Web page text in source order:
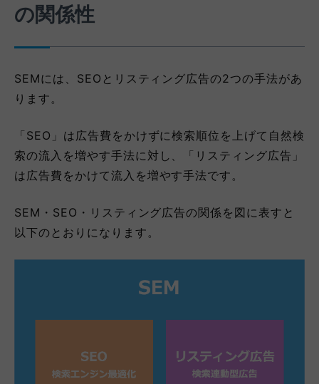
の関係性
SEMには、SEOとリスティング広告の2つの手法があ
ります。
「SEO」は広告費をかけずに検索順位を上げて自然検
索の流入を増やす手法に対し、「リスティング広告」
は広告費をかけて流入を増やす手法です。
SEM・SEO・リスティング広告の関係を図に表すと
以下のとおりになります。